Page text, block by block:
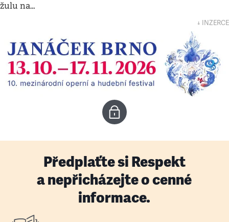
žulu na…
↓ INZERCE
Předplaťte si Respekt
a nepřicházejte o cenné
informace.